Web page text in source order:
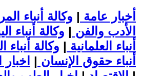
أخبار عامة | وكالة أنباء
الأدب والفن | وكالة أنباء
أنباء العلمانية | وكالة أنباء
أنباء حقوق الإنسان |